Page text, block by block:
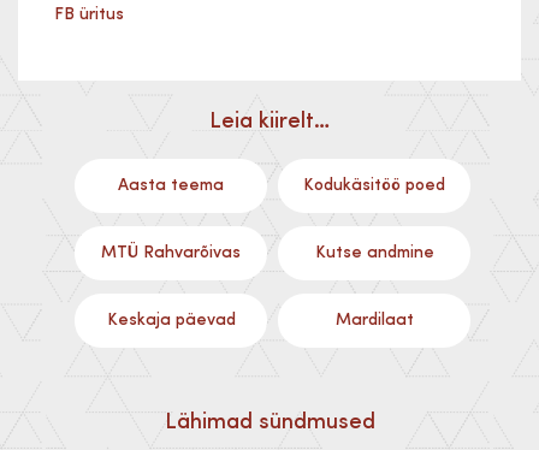
FB üritus
Leia kiirelt…
Aasta teema Kodukäsitöö poed
MTÜ Rahvarõivas Kutse andmine
Keskaja päevad Mardilaat
Lähimad sündmused